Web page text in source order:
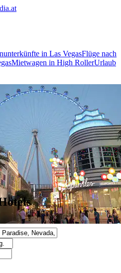
in Las VegasFlüge nach
Mietwagen in High RollerUrlaub